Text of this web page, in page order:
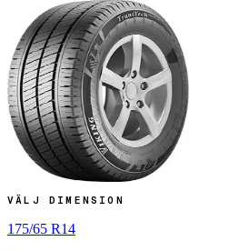
VÄLJ DIMENSION
175/65 R14